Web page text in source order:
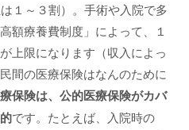
１～３割）。手術や入院で多
額療養費制度」によって、１
上限になります（収入によっ
間の医療保険はなんのために
保険は、公的医療保険がカバ
です。たとえば、入院時の